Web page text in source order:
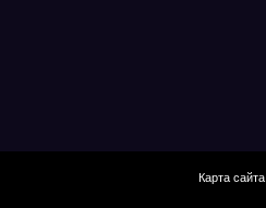
Карта сайта